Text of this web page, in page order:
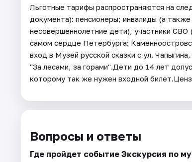
Льготные тарифы распространяются на
документа): пенсионеры; инвалиды (а
несовершеннолетние дети); участники
самом сердце Петербурга:
вход в Музей русской сказки с ул.
"За лесами, за горами".Дети до 14 лет
которому так же нужен входной билет.Ценз
Вопросы и ответы
Где пройдет событие Экскурсия по